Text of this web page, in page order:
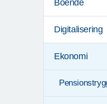
Boende
Digitalisering
Ekonomi